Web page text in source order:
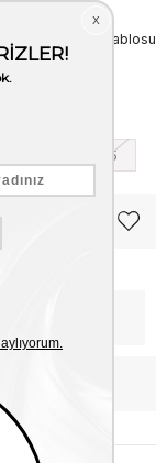
Beden Tablosu
45